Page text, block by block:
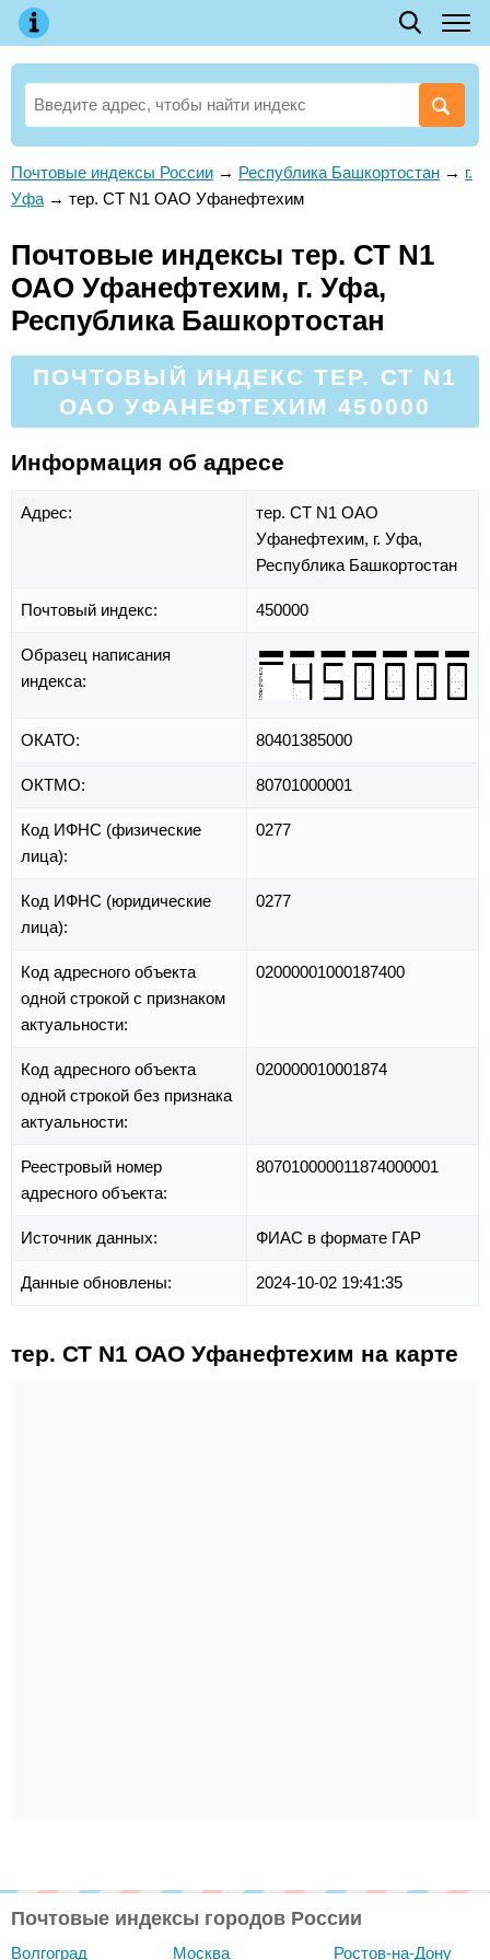
Почтовые индексы России → Республика Башкортостан → г.
Уфа → тер. СТ N1 ОАО Уфанефтехим
Почтовые индексы тер. СТ N1
ОАО Уфанефтехим, г. Уфа,
Республика Башкортостан
ПОЧТОВЫЙ ИНДЕКС ТЕР. СТ N1
ОАО УФАНЕФТЕХИМ 450000
Информация об адресе
Адрес:
тер. СТ N1 ОАО
Уфанефтехим, г. Уфа,
Республика Башкортостан
Почтовый индекс: 450000
Образец написания
индекса:
ОКАТО: 80401385000
ОКТМО: 80701000001
Код ИФНС (физические
лица):
0277
Код ИФНС (юридические
лица):
0277
Код адресного объекта
одной строкой с признаком
актуальности:
02000001000187400
Код адресного объекта
одной строкой без признака
актуальности:
020000010001874
Реестровый номер
адресного объекта:
807010000011874000001
Источник данных: ФИАС в формате ГАР
Данные обновлены: 2024-10-02 19:41:35
тер. СТ N1 ОАО Уфанефтехим на карте
Почтовые индексы городов России
Волгоград Москва Ростов-на-Дону